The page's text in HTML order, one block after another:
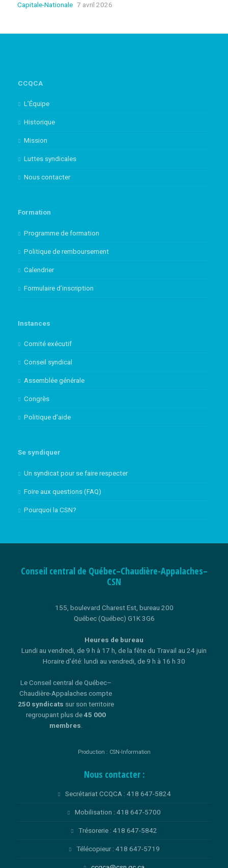
Capitale-Nationale 7 avril 2026
CCQCA
L’Équipe
Historique
Mission
Luttes syndicales
Nous contacter
Formation
Programme de formation
Politique de remboursement
Calendrier
Formulaire d’inscription
Instances
Comité exécutif
Conseil syndical
Assemblée générale
Congrès
Politique d’aide
Se syndiquer
Un syndicat pour se faire respecter
Foire aux questions (FAQ)
Pourquoi la CSN?
Conseil central de Québec–Chaudière-Appalaches–
CSN
155, boulevard Charest Est, bureau 200
Québec (Québec) G1K 3G6
Heures de bureau
Lundi au vendredi, de 9 h à 17 h, de la fête du Travail au 24 juin
Horaire d'été: lundi au vendredi, de 9 h à 16 h 30
Le Conseil central de Québec–
Chaudière-Appalaches compte
250 syndicats sur son territoire
regroupant plus de45 000
membres.
Production : CSN-Information
Nous contacter :
Secrétariat CCQCA : 418 647-5824
Mobilisation : 418 647-5700
Trésorerie : 418 647-5842
Télécopieur : 418 647-5719